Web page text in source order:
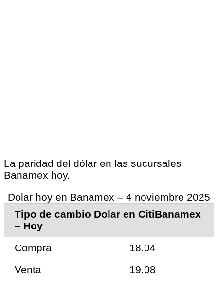
La paridad del dólar en las sucursales
Banamex hoy.
Dolar hoy en Banamex – 4 noviembre 2025
Tipo de cambio Dolar en CitiBanamex
– Hoy
Compra
18.04
Venta
19.08